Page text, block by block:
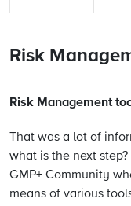
Risk
Risk Management
That was a lot of
what is the next
GMP+ Community
means of various